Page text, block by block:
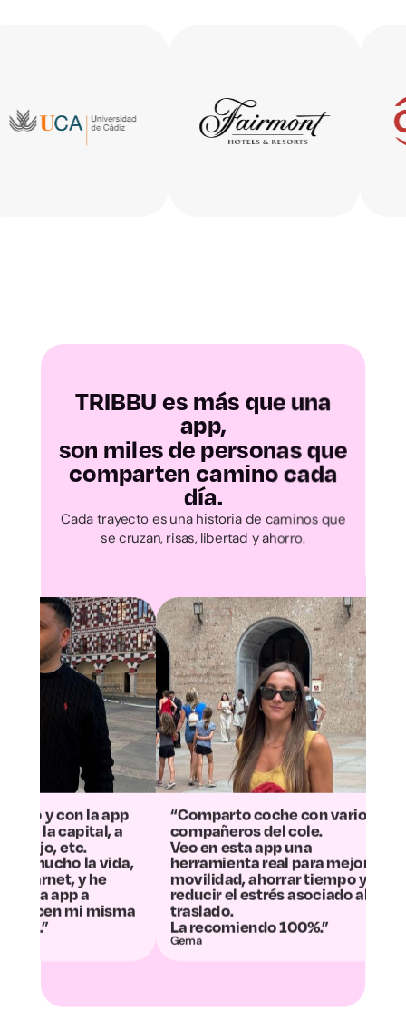
Teruel
Santa Cruz de
Tenerife
Cantabria
Ávila
León
Palencia
Salamanca
Segovia
Soria
Valladolid
Zamora
TRIBBU es más que una
app,
son miles de personas que
comparten camino cada
día.
Cada trayecto es una historia de caminos que
se cruzan, risas, libertad y ahorro.
“Comparto coche con varios
compañeros del cole.
Veo en esta app una
herramienta real para mejorar la
movilidad, ahorrar tiempo y
reducir el estrés asociado al
traslado.
La recomiendo 100%.”
“La experiencia
más positiva:
la mitad los
contaminamos
Ahora el
convertido en